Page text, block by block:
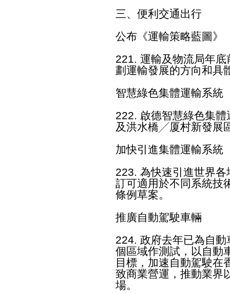
三、便利交通出行
公布《運輸策略藍圖》
221. 運輸及物流局年
劃運輸發展的方向和具
智慧綠色集體運輸系統
222. 啟德智慧綠色集
及洪水橋╱厦村新發展
加快引進集體運輸系統
223. 為快速引進世界
訂可適用於不同系統技
條例草案。
推廣自動駕駛車輛
224. 政府去年已為自
個區域作測試，以自動
目標，加速自動駕駛在
致商業營運，推動業界
場。